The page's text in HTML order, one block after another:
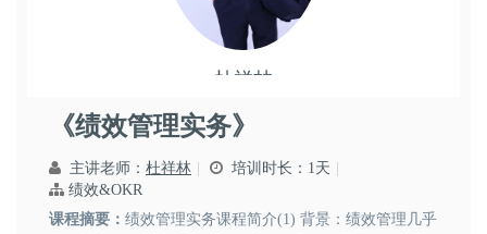
杜祥林
《绩效管理实务》
主讲老师： 杜祥林
培训时长：1天
绩效&OKR
课程摘要： 绩效管理实务课程简介(1) 背景：绩效管理几乎